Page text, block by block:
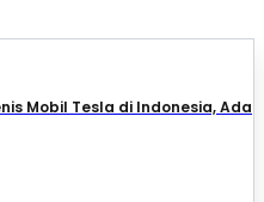
Mobil Tesla di Indonesia, Ada